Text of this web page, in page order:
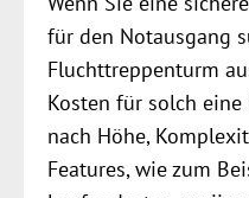
für den Notausgang
Fluchttreppenturm
Kosten für solch
nach Höhe,
Features, wie zum